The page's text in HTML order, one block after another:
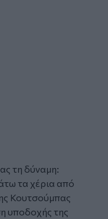
τη δύναμη:
τα χέρια από
Κουτσούμπας
υποδοχής της